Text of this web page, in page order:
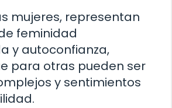
mujeres, representan
feminidad
y autoconfianza,
para otras pueden ser
y sentimientos